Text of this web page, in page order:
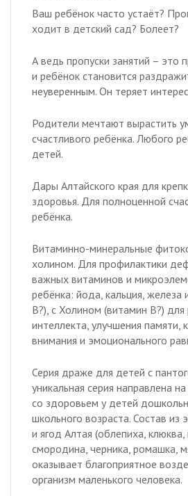
Ваш ребёнок часто устаёт?
ходит в детский сад? Болеет?
А ведь пропуски занятий – это
и ребёнок становится
неуверенным. Он теряет
Родители мечтают вырастить
счастливого ребёнка. Любого
детей.
Дары Алтайского края для
здоровья. Для полноценной
ребёнка.
Витаминно-минеральные
холином. Для профилактики
важных витаминов и
ребёнка: йода, кальция, железа
В?), с Холином (витамин В?) для
интеллекта, улучшения памяти,
внимания и эмоционального
Серия драже для детей с
уникальная серия направлена
со здоровьем у детей
школьного возраста. Состав из
и ягод Алтая (облепиха,
смородина, черника, ромашка,
оказывает благоприятное
организм маленького человека.